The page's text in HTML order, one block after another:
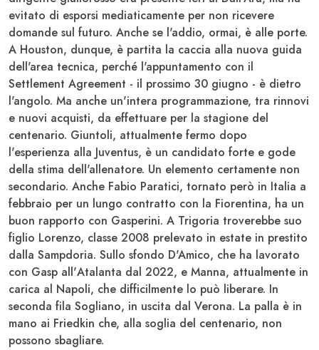
evitato di esporsi mediaticamente per non ricevere
domande sul futuro. Anche se l'addio, ormai, è alle porte.
A Houston, dunque, è partita la caccia alla nuova guida
dell'area tecnica, perché l'appuntamento con il
Settlement Agreement - il prossimo 30 giugno - è dietro
l'angolo. Ma anche un'intera programmazione, tra rinnovi
e nuovi acquisti, da effettuare per la stagione del
centenario. Giuntoli, attualmente fermo dopo
l'esperienza alla Juventus, è un candidato forte e gode
della stima dell'allenatore. Un elemento certamente non
secondario. Anche Fabio Paratici, tornato però in Italia a
febbraio per un lungo contratto con la Fiorentina, ha un
buon rapporto con Gasperini. A Trigoria troverebbe suo
figlio Lorenzo, classe 2008 prelevato in estate in prestito
dalla Sampdoria. Sullo sfondo D'Amico, che ha lavorato
con Gasp all'Atalanta dal 2022, e Manna, attualmente in
carica al Napoli, che difficilmente lo può liberare. In
seconda fila Sogliano, in uscita dal Verona. La palla è in
mano ai Friedkin che, alla soglia del centenario, non
possono sbagliare.